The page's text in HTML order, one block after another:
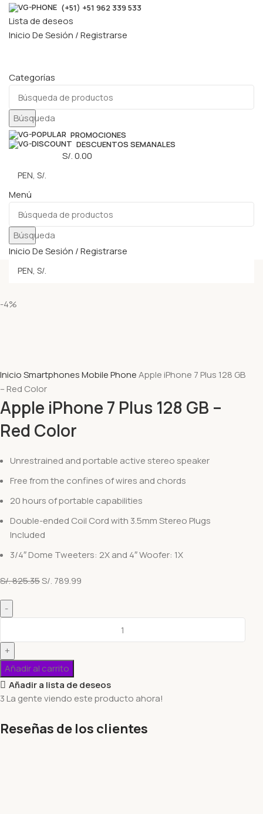
(+51) +51 962 339 533
Lista de deseos
Inicio De Sesión / Registrarse
Categorías
Búsqueda
PROMOCIONES
DESCUENTOS SEMANALES
S/.0.00
Menú
Búsqueda
Inicio De Sesión / Registrarse
-4%
InicioSmartphonesMobile PhoneApple iPhone 7 Plus 128 GB
– Red Color
Apple iPhone 7 Plus 128 GB –
Red Color
Unrestrained and portable active stereo speaker
Free from the confines of wires and chords
20 hours of portable capabilities
Double-ended Coil Cord with 3.5mm Stereo Plugs
Included
3/4″ Dome Tweeters: 2X and 4″ Woofer: 1X
S/.825.35S/. 789.99
Añadir al carrito
Añadir a lista de deseos
3 La gente viendo este producto ahora!
Reseñas de los clientes